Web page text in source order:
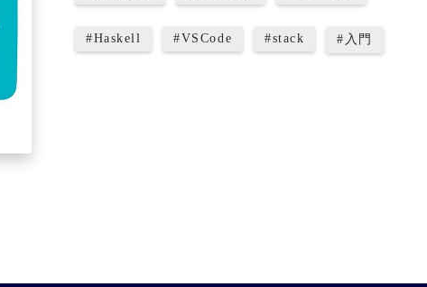
#Haskell #VSCode #stack # 入門